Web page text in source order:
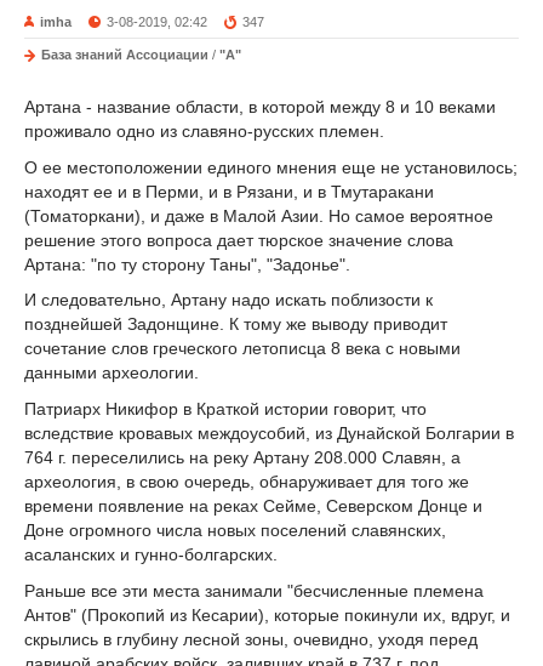
imha 3-08-2019, 02:42 347
База знаний Ассоциации / "А"
Артана - название области, в которой между 8 и 10 веками
проживало одно из славяно-русских племен.
О ее местоположении единого мнения еще не установилось;
находят ее и в Перми, и в Рязани, и в Тмутаракани
(Томаторкани), и даже в Малой Азии. Но самое вероятное
решение этого вопроса дает тюрское значение слова
Артана: "по ту сторону Таны", "Задонье".
И следовательно, Артану надо искать поблизости к
позднейшей Задонщине. К тому же выводу приводит
сочетание слов греческого летописца 8 века с новыми
данными археологии.
Патриарх Никифор в Краткой истории говорит, что
вследствие кровавых междоусобий, из Дунайской Болгарии в
764 г. переселились на реку Артану 208.000 Славян, а
археология, в свою очередь, обнаруживает для того же
времени появление на реках Сейме, Северском Донце и
Доне огромного числа новых поселений славянских,
асаланских и гунно-болгарских.
Раньше все эти места занимали "бесчисленные племена
Антов" (Прокопий из Кесарии), которые покинули их, вдруг, и
скрылись в глубину лесной зоны, очевидно, уходя перед